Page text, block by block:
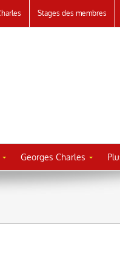
Stages des membres
Georges Charles